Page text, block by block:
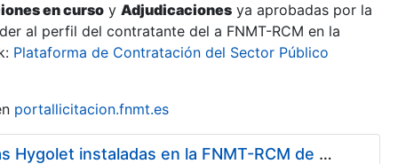
en curso y Adjudicaciones ya aprobadas por la
al perfil del contratante del a FNMT-RCM en la
Plataforma de Contratación del Sector Público
portallicitacion.fnmt.es
Servicio de Mantenimiento y Adquisición de las Tapas Automáticas Hygolet instaladas en la FNMT-RCM de Madrid, y el Suministro de Rollos de Plásticos Originales